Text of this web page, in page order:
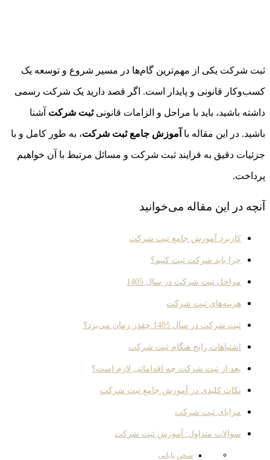
ثبت شرکت یکی از مهم‌ترین گام‌ها در مسیر شروع و توسعه یک
کسب‌وکار قانونی و پایدار است. اگر قصد دارید یک شرکت رسمی
داشته باشید، باید با مراحل و الزامات قانونیثبت شرکت آشنا
باشید. در این مقاله با آموزش جامع ثبت شرکت، به طور کامل و با
جزئیات دقیق به فرایند ثبت شرکت و مسائل مرتبط با آن خواهیم
پرداخت.
آنچه در این مقاله می‌خوانید
کاربرد آموزش جامع ثبت شرکت
چرا باید شرکت ثبت کنیم؟
مراحل ثبت شرکت در سال 1405
هزینه‌های ثبت شرکت
ثبت شرکت در سال 1405 چقدر زمان می‌برد؟
اشتباهات رایج هنگام ثبت شرکت
بعد از ثبت شرکت چه اقداماتی لازم است؟
نکات کلیدی در آموزش جامع ثبت شرکت
مزایای ثبت شرکت
سوالات متداول: آموزش ثبت شرکت
سخن پایانی